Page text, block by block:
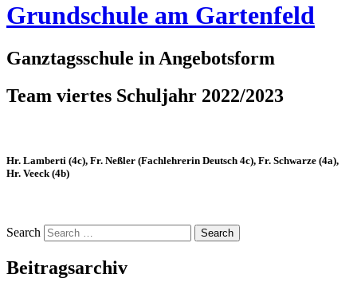
Grundschule am Gartenfeld
Ganztagsschule in Angebotsform
Team viertes Schuljahr 2022/2023
Hr. Lamberti (4c), Fr. Neßler (Fachlehrerin Deutsch 4c), Fr. Schwarze (4a),
Hr. Veeck (4b)
Search
Beitragsarchiv